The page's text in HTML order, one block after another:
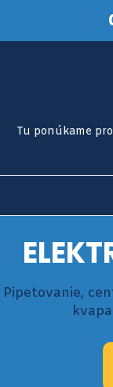
Tu ponúkame
Pipetovanie,